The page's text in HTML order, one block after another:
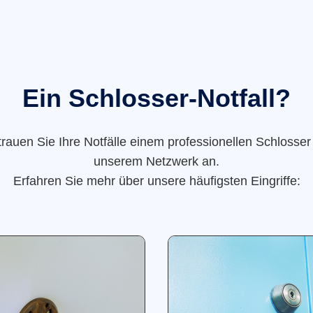
Ein Schlosser-Notfall?
Sie Ihre Notfälle einem professionellen
unserem Netzwerk an.
Erfahren Sie mehr über unsere häufigsten Eingriffe: